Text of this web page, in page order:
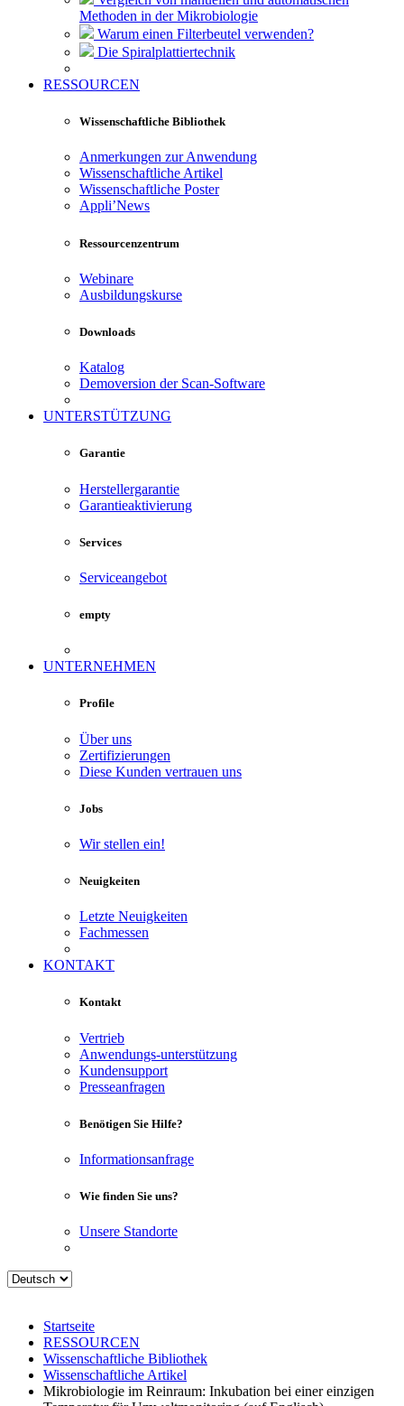
Methoden in der Mikrobiologie
Warum einen Filterbeutel verwenden?
Die Spiralplattier­technik
RESSOURCEN
Wissenschaftliche Bibliothek
Anmerkungen zur Anwendung
Wissenschaftliche Artikel
Wissenschaftliche Poster
Appli’News
Ressourcenzentrum
Webinare
Ausbildungskurse
Downloads
Katalog
Demoversion der Scan-Software
UNTERSTÜTZUNG
Garantie
Herstellergarantie
Garantieaktivierung
Services
Serviceangebot
empty
UNTERNEHMEN
Profile
Über uns
Zertifizierungen
Diese Kunden vertrauen uns
Jobs
Wir stellen ein!
Neuigkeiten
Letzte Neuigkeiten
Fachmessen
KONTAKT
Kontakt
Vertrieb
Anwendungs-unterstützung
Kundensupport
Presseanfragen
Benötigen Sie Hilfe?
Informationsanfrage
Wie finden Sie uns?
Unsere Standorte
Startseite
RESSOURCEN
Wissenschaftliche Bibliothek
Wissenschaftliche Artikel
Mikrobiologie im Reinraum: Inkubation bei einer einzigen